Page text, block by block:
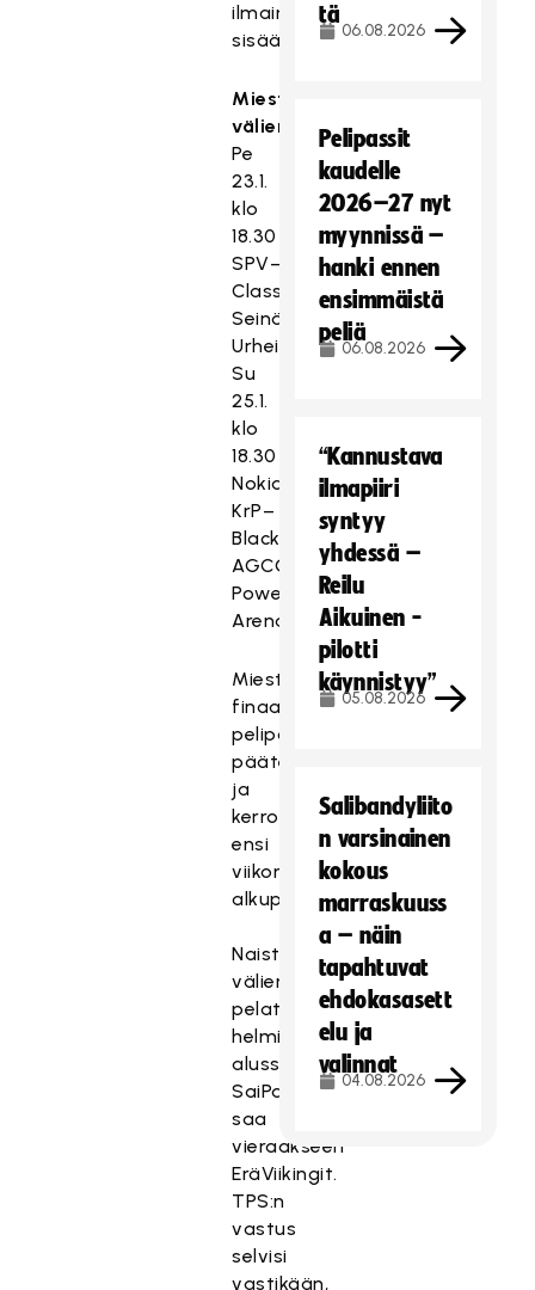
ilmainen
sisäänpääsy.
Miesten
välierät
Pe
23.1.
klo
18.30
SPV–
Classic,
Seinäjoen
Urheilutalo
Su
25.1.
klo
18.30
Nokian
KrP–
Blackbirds,
AGCO
Power
Arena
Miesten
finaalin
pelipaikka
päätetään
ja
kerrotaan
ensi
viikon
alkupuolella.
Naisten
välierät
pelataan
helmikuun
alussa.
SaiPa
saa
vieraakseen
EräViikingit.
TPS:n
vastus
selvisi
vastikään,
tä
06.08.2026
Pelipassit
kaudelle
2026–27 nyt
myynnissä –
hanki ennen
ensimmäistä
peliä
06.08.2026
“Kannustava
ilmapiiri
syntyy
yhdessä –
Reilu
Aikuinen -
pilotti
käynnistyy”
05.08.2026
Salibandyliito
n varsinainen
kokous
marraskuuss
a – näin
tapahtuvat
ehdokasasett
elu ja
valinnat
04.08.2026